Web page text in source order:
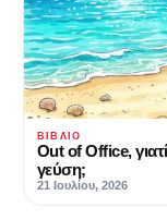
ΒΙΒΛΊΟ
Out of Office,
γεύση;
21 Ιουλίου, 2026